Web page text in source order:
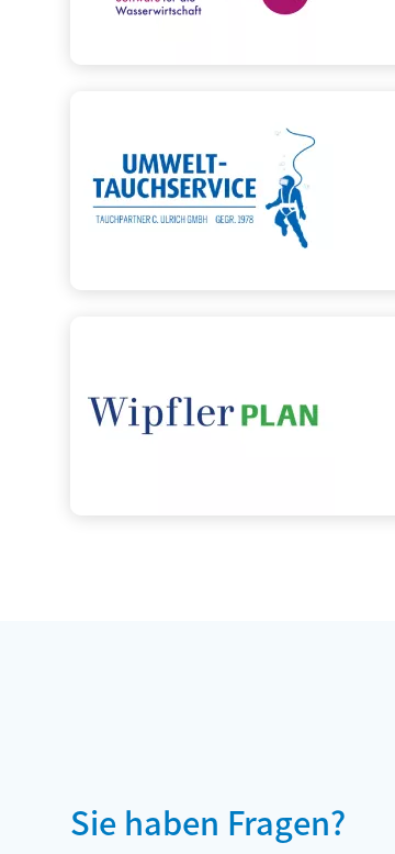
Sie haben Fragen?